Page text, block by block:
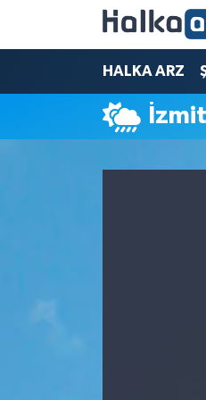
HALKA ARZ
HALKA ARZ
SERMAYE ARTIRIMI